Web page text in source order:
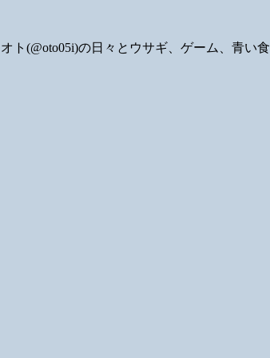
ト(@oto05i)の日々とウサギ、ゲーム、青い